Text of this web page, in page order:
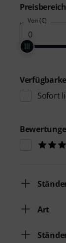
Preisbereich
Von (€)
Sofort
Art